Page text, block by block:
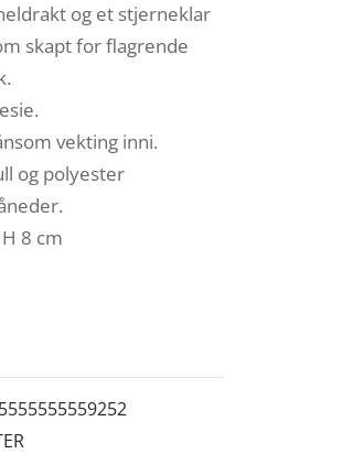
og et stjerneklar
skapt for flagrende
vekting inni.
og polyester
8 cm